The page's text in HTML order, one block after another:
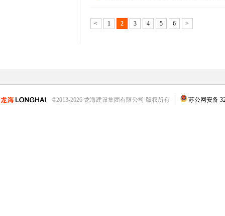
< 1 2 3 4 5 6 >
©2013-2026 龙海建设集团有限公司 版权所有 苏公网安备